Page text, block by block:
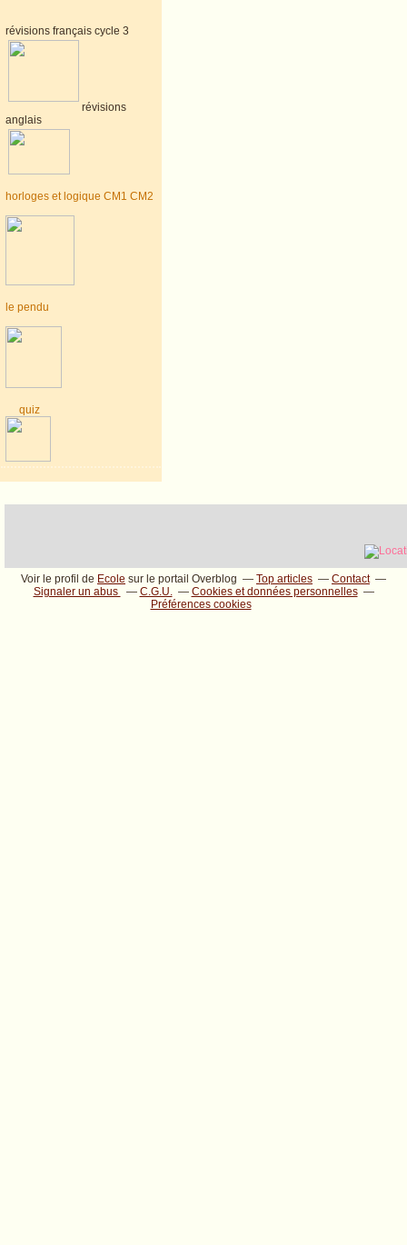
révisions français cycle 3
révisions
anglais
horloges et logique CM1 CM2
le pendu
quiz
Voir le profil de Ecole sur le portail Overblog Top articles
Contact
Signaler un abus
C.G.U.
Cookies et données personnelles
Préférences cookies